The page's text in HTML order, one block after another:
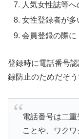
人気女性誌等へ
女性登録者が多
会員登録の際
登録時に電話番号
録防止のためだそう
電話番号は二
ことや、ワク